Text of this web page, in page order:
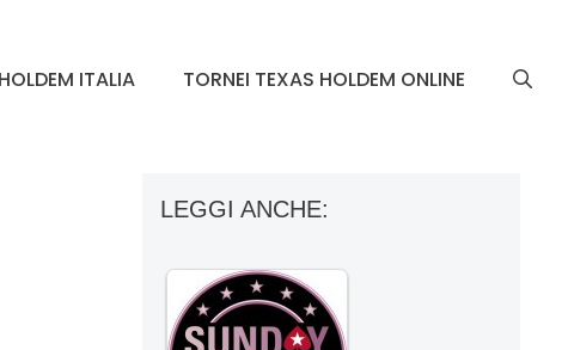
ITALIA TORNEI TEXAS HOLDEM ONLINE
LEGGI ANCHE: